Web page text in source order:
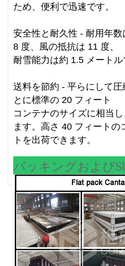
ため、便利で迅速です。
安全性と耐久性 - 耐用年
8 度、風の抵抗は 11 度、
耐雪能力は約 1.5 メートル
送料を節約 - 平らにして
とに標準の 20 フィート
コンテナのサイズに相当
ます。高さ 40 フィートの
トを出荷できます。
パッキングおよび